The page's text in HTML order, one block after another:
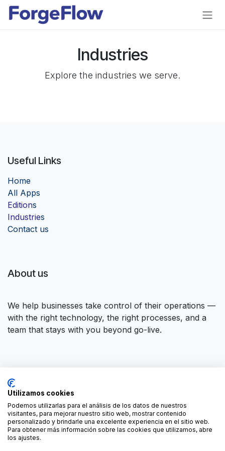
Skip to Content
Industries
Explore the industries we serve.
Useful Links
Home
All Apps
Editions
Industries
Contact us
About us
We help businesses take control of their operations —
with the right technology, the right processes, and a
team that stays with you beyond go-live.
Contact us
contact@forgeflow.com
+34 936 94 04 85
Utilizamos cookies
Podemos utilizarlas para el análisis de los datos de nuestros
visitantes, para mejorar nuestro sitio web, mostrar contenido
personalizado y brindarle una excelente experiencia en el sitio web.
Para obtener más información sobre las cookies que utilizamos, abre
los ajustes.